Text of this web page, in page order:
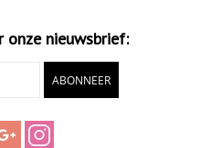
onze nieuwsbrief:
ABONNEER